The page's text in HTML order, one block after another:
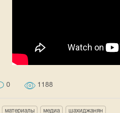
0 1188
материалы медиа шахиджанян